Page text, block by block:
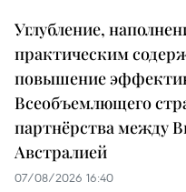
Углубление,
практическим
повышение
Всеобъемлющего
партнёрства между
Австралией
07/08/2026 16:40